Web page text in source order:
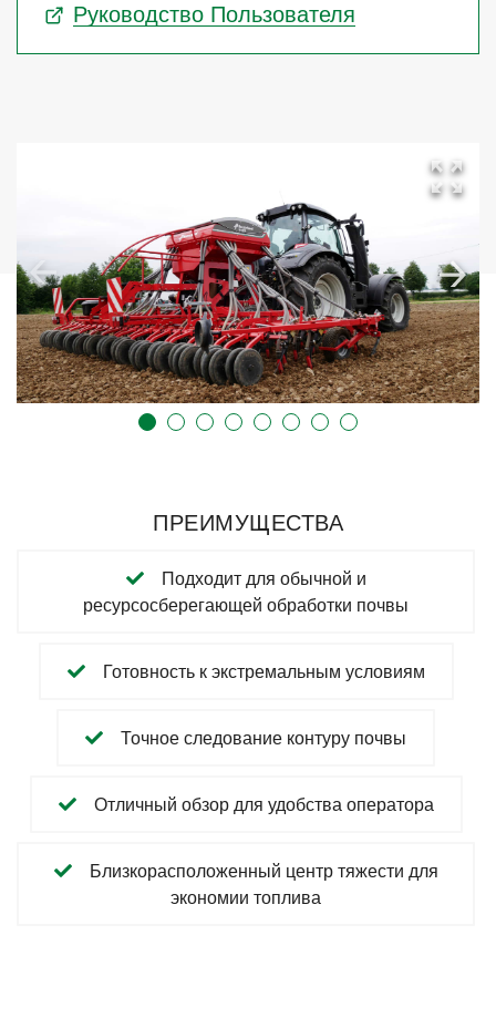
Руководство Пользователя
ПРЕИМУЩЕСТВА
Подходит для обычной и
ресурсосберегающей обработки почвы
Готовность к экстремальным условиям
Точное следование контуру почвы
Отличный обзор для удобства оператора
Близкорасположенный центр тяжести для
экономии топлива